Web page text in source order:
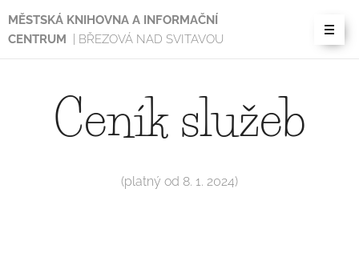
MĚSTSKÁ KNIHOVNA A INFORMAČNÍ
CENTRUM
| BŘEZOVÁ NAD SVITAVOU
Ceník služeb
(platný od 8. 1. 2024)